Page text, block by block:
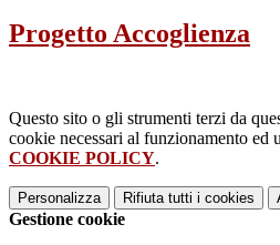
Progetto Accoglienza
Questo sito o gli strumenti terzi da
cookie necessari al funzionamento
COOKIE POLICY.
Personalizza Rifiuta tutti i cookies
Gestione cookie